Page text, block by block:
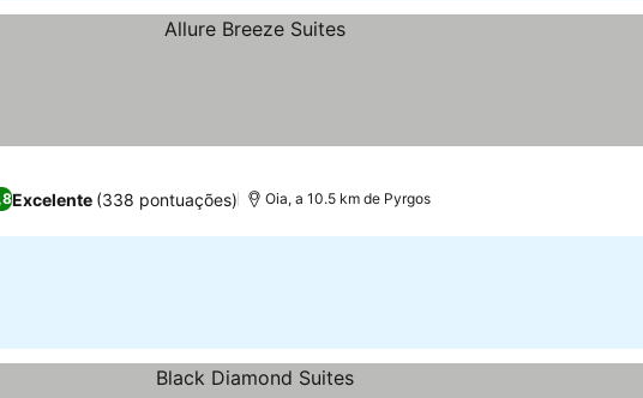
Excelente (338 pontuações) Oia, a 10.5 km de Pyrgos